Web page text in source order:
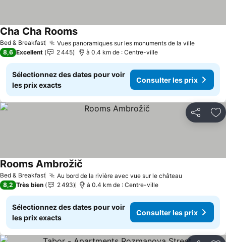
Bed & Breakfast Vues panoramiques sur les monuments de la ville
Cha Cha Rooms
8,6 Excellent 2 445 à 0.4 km de : Centre-ville
Sélectionnez des dates pour voir
les prix exacts
Consulter les prix
Partager
Bed & Breakfast Au bord de la rivière avec vue sur le château
Rooms Ambrožič
8,2 Très bien 2 493 à 0.4 km de : Centre-ville
Sélectionnez des dates pour voir
les prix exacts
Consulter les prix